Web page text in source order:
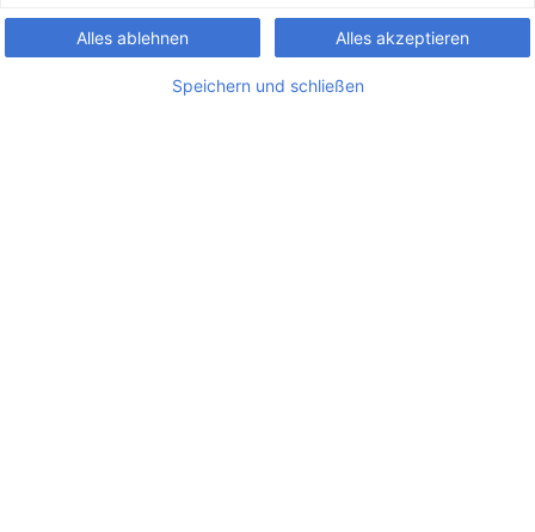
Alles ablehnen Alles akzeptieren
Speichern und schließen